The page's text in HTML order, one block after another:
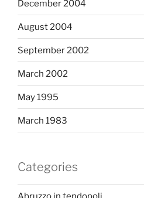
December 2004
August 2004
September 2002
March 2002
May 1995
March 1983
Categories